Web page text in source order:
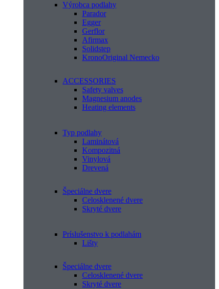
Výrobca podlahy
Parador
Egger
Gerflor
Afirmax
Solidstep
KronoOriginal Nemecko
ACCESSORIES
Safety valves
Magnesium anodes
Heating elements
Typ podlahy
Laminátová
Kompozitná
Vinylová
Drevená
Špeciálne dvere
Celosklenené dvere
Skryté dvere
Príslušenstvo k podlahám
Lišty
Špeciálne dvere
Celosklenené dvere
Skryté dvere